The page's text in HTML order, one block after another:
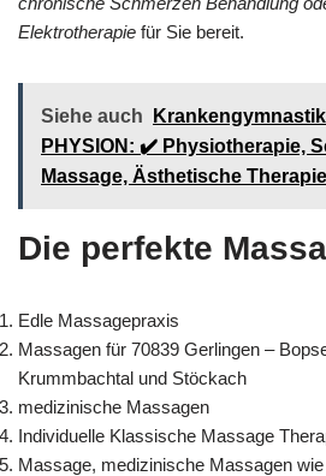
Elektrotherapie für Sie bereit.
Siehe auch
PHYSION: ✔️ Physiotherapie,
Massage, Ästhetische Therapie
Die perfekte
Edle Massagepraxis
Massagen für 70839 Gerlingen –
Krummbachtal und Stöckach
medizinische Massagen
Individuelle Klassische Massage
Massage, medizinische Massagen